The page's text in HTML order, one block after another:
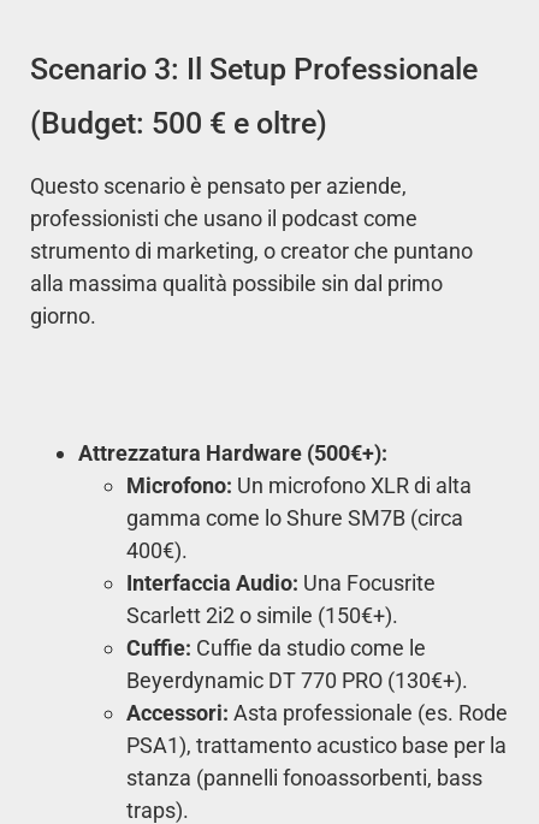
Scenario 3: Il Setup Professionale
(Budget: 500 € e oltre)
Questo scenario è pensato per aziende,
professionisti che usano il podcast come
strumento di marketing, o creator che puntano
alla massima qualità possibile sin dal primo
giorno.
Attrezzatura Hardware (500€+):
Microfono: Un microfono XLR di alta
gamma come lo Shure SM7B (circa
400€).
Interfaccia Audio: Una Focusrite
Scarlett 2i2 o simile (150€+).
Cuffie: Cuffie da studio come le
Beyerdynamic DT 770 PRO (130€+).
Accessori: Asta professionale (es. Rode
PSA1), trattamento acustico base per la
stanza (pannelli fonoassorbenti, bass
traps).